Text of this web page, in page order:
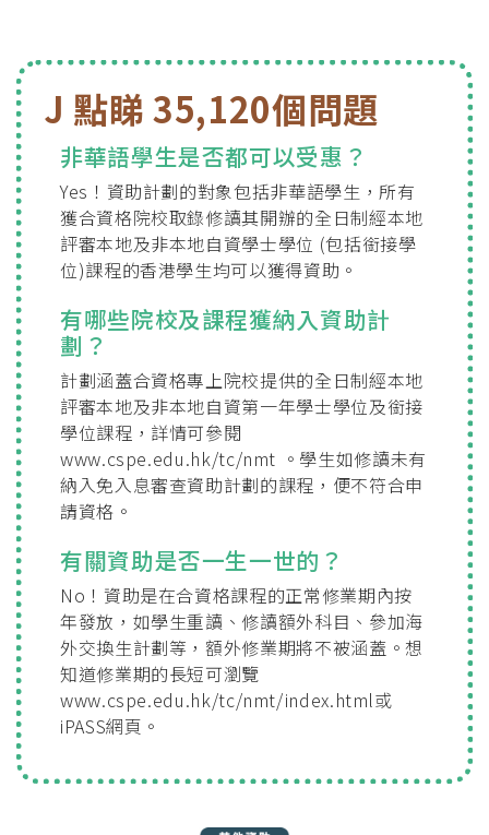
J 點睇 35,120個問題
非華語學生是否都可以受惠？
Yes！資助計劃的對象包括非華語學生，所有
獲合資格院校取錄修讀其開辦的全日制經本地
評審本地及非本地自資學士學位 (包括銜接學
位)課程的香港學生均可以獲得資助。
有哪些院校及課程獲納入資助計
劃？
計劃涵蓋合資格專上院校提供的全日制經本地
評審本地及非本地自資第一年學士學位及銜接
學位課程，詳情可參閱
www.cspe.edu.hk/tc/nmt 。學生如修讀未有
納入免入息審查資助計劃的課程，便不符合申
請資格。
有關資助是否一生一世的？
No！資助是在合資格課程的正常修業期內按
年發放，如學生重讀、修讀額外科目、參加海
外交換生計劃等，額外修業期將不被涵蓋。想
知道修業期的長短可瀏覽
www.cspe.edu.hk/tc/nmt/index.html或
iPASS網頁。